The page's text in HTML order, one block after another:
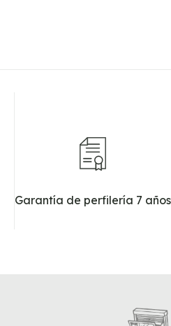
Garantía de perfilería 7 años